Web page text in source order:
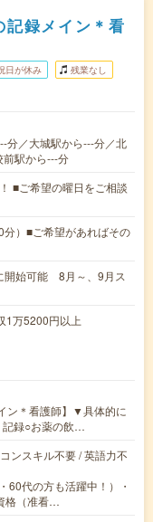
記録メイン＊看
日が休み 残業なし
分／大城駅から---分／北
駅から---分
■ご希望の曜日をご相談
分）■ご希望があればその
始可能 8月～、9月ス
万5200円以上
ン＊看護師】▼具体的に
録○お薬の飲…
ンスキル不要 / 英語力不
代の方も活躍中！）・
格（准看…